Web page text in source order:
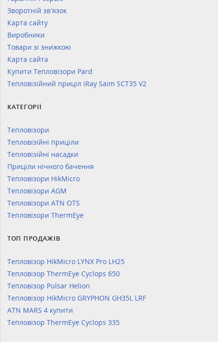
Зворотній зв’язок
Карта сайту
Виробники
Товари зі знижкою
Карта сайта
Купити Тепловізори Pard
Тепловізійний приціл iRay Saim SCT35 V2
КАТЕГОРІЇ
Тепловізори
Тепловізійні приціли
Тепловізійні насадки
Приціли нічного бачення
Тепловізори HikMicro
Тепловізори AGM
Тепловізори ATN OTS
Тепловізори ThermEye
ТОП ПРОДАЖІВ
Тепловізор HikMicro LYNX Pro LH25
Тепловізор ThermEye Cyclops 650
Тепловізор Pulsar Helion
Тепловізор HikMicro GRYPHON GH35L LRF
ATN MARS 4 купити
Тепловізор ThermEye Cyclops 335